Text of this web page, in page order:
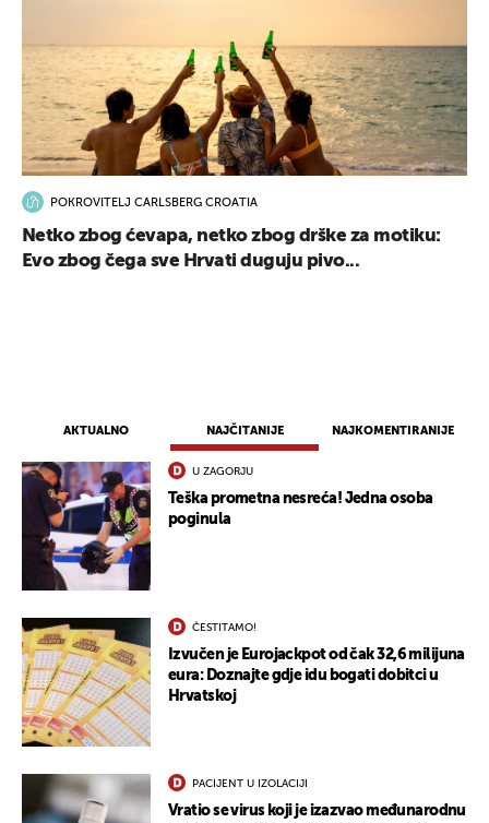
AKTUALNO NAJČITANIJE NAJKOMENTIRANIJE
U ZAGORJU
Teška prometna nesreća! Jedna osoba
poginula
ČESTITAMO!
Izvučen je Eurojackpot od čak 32,6 milijuna
eura: Doznajte gdje idu bogati dobitci u
Hrvatskoj
PACIJENT U IZOLACIJI
Vratio se virus koji je izazvao međunarodnu
POKROVITELJ CARLSBERG CROATIA
Netko zbog ćevapa, netko zbog drške za motiku:
Evo zbog čega sve Hrvati duguju pivo...
UKLJUČITE NOTIFIKACIJE